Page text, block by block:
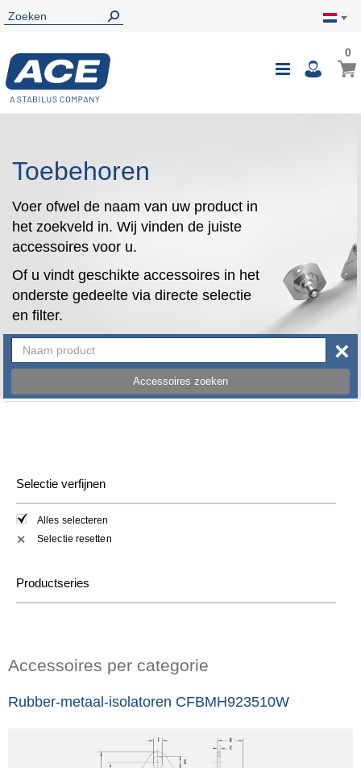
Toggle
00
Toebehoren
Voer ofwel de naam van uw product in
het zoekveld in. Wij vinden de juiste
accessoires voor u.
Of u vindt geschikte accessoires in het
onderste gedeelte via directe selectie
en filter.
Accessoires zoeken
×
Selectie verfijnen
Alles selecteren
✕ Selectie resetten
Productseries
Accessoires per categorie
Rubber-metaal-isolatoren CFBMH923510W